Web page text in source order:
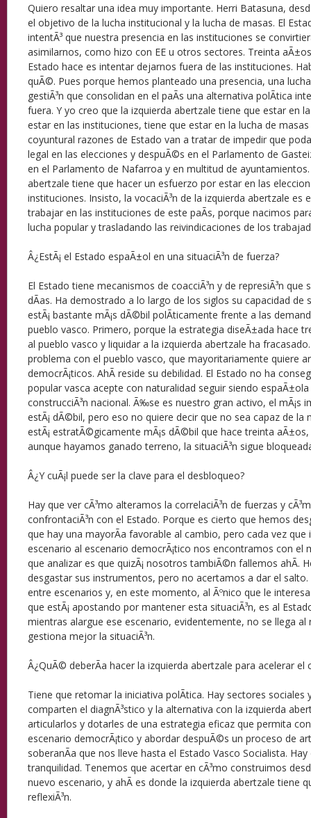
Quiero resaltar una idea muy importante. Herri Batasuna,
el objetivo de la lucha institucional y la lucha de masas. El
intentÃ³ que nuestra presencia en las instituciones se
asimilarnos, como hizo con EE u otros sectores. Treinta
Estado hace es intentar dejarnos fuera de las instituciones.
quÃ©. Pues porque hemos planteado una presencia, una
gestiÃ³n que consolidan en el paÃ­s una alternativa polÃ­tica
fuera. Y yo creo que la izquierda abertzale tiene que estar en
estar en las instituciones, tiene que estar en la lucha de
coyuntural razones de Estado van a tratar de impedir que
legal en las elecciones y despuÃ©s en el Parlamento de
en el Parlamento de Nafarroa y en multitud de
abertzale tiene que hacer un esfuerzo por estar en las
instituciones. Insisto, la vocaciÃ³n de la izquierda abertzale es
trabajar en las instituciones de este paÃ­s, porque nacimos
lucha popular y trasladando las reivindicaciones de los
Â¿EstÃ¡ el Estado espaÃ±ol en una situaciÃ³n de fuerza?
El Estado tiene mecanismos de coacciÃ³n y de represiÃ³n
dÃ­as. Ha demostrado a lo largo de los siglos su capacidad de
estÃ¡ bastante mÃ¡s dÃ©bil polÃ­ticamente frente a las
pueblo vasco. Primero, porque la estrategia diseÃ±ada hace
al pueblo vasco y liquidar a la izquierda abertzale ha
problema con el pueblo vasco, que mayoritariamente quiere
democrÃ¡ticos. AhÃ­ reside su debilidad. El Estado no ha
popular vasca acepte con naturalidad seguir siendo
construcciÃ³n nacional. Ã‰se es nuestro gran activo, el mÃ¡s
estÃ¡ dÃ©bil, pero eso no quiere decir que no sea capaz de la
estÃ¡ estratÃ©gicamente mÃ¡s dÃ©bil que hace treinta
aunque hayamos ganado terreno, la situaciÃ³n sigue
Â¿Y cuÃ¡l puede ser la clave para el desbloqueo?
Hay que ver cÃ³mo alteramos la correlaciÃ³n de fuerzas y
confrontaciÃ³n con el Estado. Porque es cierto que hemos
que hay una mayorÃ­a favorable al cambio, pero cada vez
escenario al escenario democrÃ¡tico nos encontramos con el
que analizar es que quizÃ¡ nosotros tambiÃ©n fallemos ahÃ­.
desgastar sus instrumentos, pero no acertamos a dar el salto.
entre escenarios y, en este momento, al Ãºnico que le
que estÃ¡ apostando por mantener esta situaciÃ³n, es al
mientras alargue ese escenario, evidentemente, no se llega al
gestiona mejor la situaciÃ³n.
Â¿QuÃ© deberÃ­a hacer la izquierda abertzale para acelerar el
Tiene que retomar la iniciativa polÃ­tica. Hay sectores sociales
comparten el diagnÃ³stico y la alternativa con la izquierda
articularlos y dotarles de una estrategia eficaz que permita
escenario democrÃ¡tico y abordar despuÃ©s un proceso de
soberanÃ­a que nos lleve hasta el Estado Vasco Socialista.
tranquilidad. Tenemos que acertar en cÃ³mo construimos
nuevo escenario, y ahÃ­ es donde la izquierda abertzale tiene
reflexiÃ³n.